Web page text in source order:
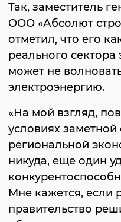
Так, заместитель
ООО «Абсолют
отметил, что его
реального
может не
электроэнергию.
«На мой взгляд,
условиях заметной
региональной
никуда, еще один
Мне кажется, если
правительство